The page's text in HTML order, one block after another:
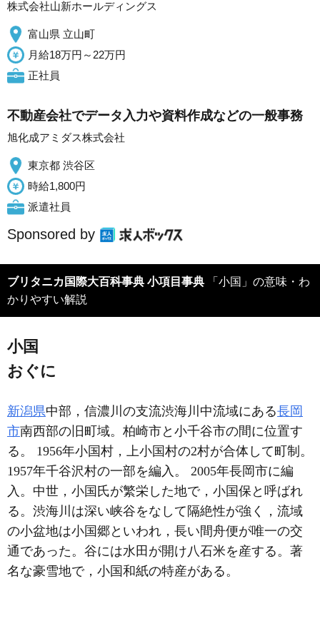
株式会社山新ホールディングス
富山県 立山町
月給18万円～22万円
正社員
不動産会社でデータ入力や資料作成などの一般事務
旭化成アミダス株式会社
東京都 渋谷区
時給1,800円
派遣社員
Sponsored by
ブリタニカ国際大百科事典 小項目事典
かりやすい解説
小国
おぐに
新潟県中部，信濃川の支流渋海川中流域にある長岡
市南西部の旧町域。柏崎市と小千谷市の間に位置す
る。 1956年小国村，上小国村の2村が合体して町制。
1957年千谷沢村の一部を編入。 2005年長岡市に編
入。中世，小国氏が繁栄した地で，小国保と呼ばれ
る。渋海川は深い峡谷をなして隔絶性が強く，流域
の小盆地は小国郷といわれ，長い間舟便が唯一の交
通であった。谷には水田が開け八石米を産する。著
名な豪雪地で，小国和紙の特産がある。